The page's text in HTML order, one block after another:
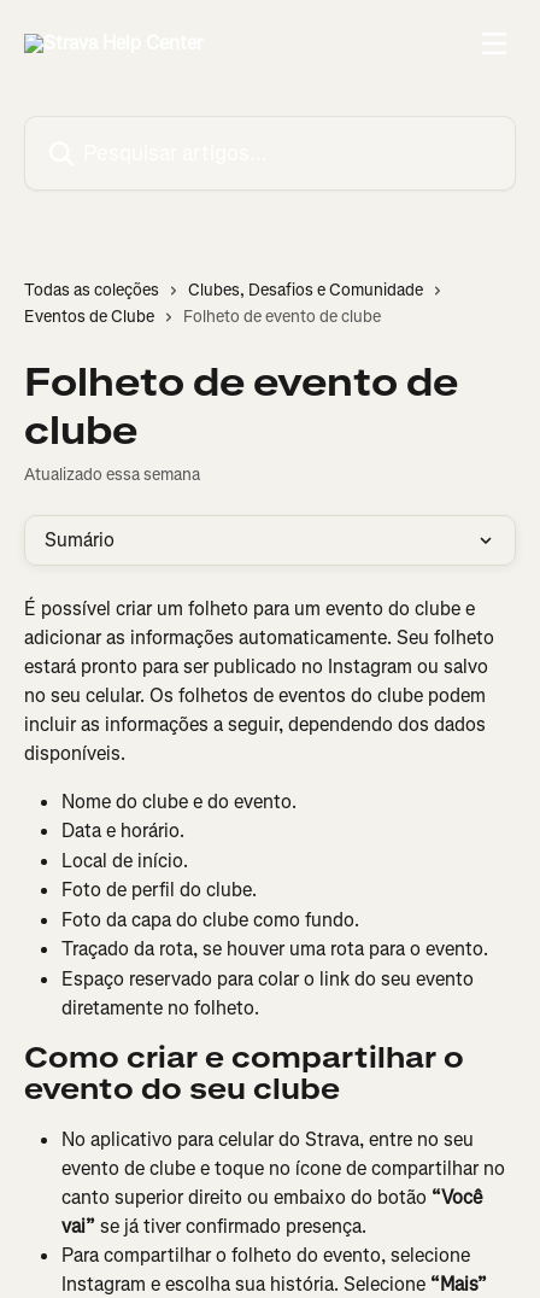
Todas as coleções
Clubes, Desafios e Comunidade
Eventos de Clube
Folheto de evento de clube
Folheto de evento de
clube
Atualizado essa semana
Sumário
É possível criar um folheto para um evento do clube e
adicionar as informações automaticamente. Seu folheto
estará pronto para ser publicado no Instagram ou salvo
no seu celular. Os folhetos de eventos do clube podem
incluir as informações a seguir, dependendo dos dados
disponíveis.
Nome do clube e do evento.
Data e horário.
Local de início.
Foto de perfil do clube.
Foto da capa do clube como fundo.
Traçado da rota, se houver uma rota para o evento.
Espaço reservado para colar o link do seu evento
diretamente no folheto.
Como criar e compartilhar o
evento do seu clube
No aplicativo para celular do Strava, entre no seu
evento de clube e toque no ícone de compartilhar no
canto superior direito ou embaixo do botão “Você
vai” se já tiver confirmado presença.
Para compartilhar o folheto do evento, selecione
Instagram e escolha sua história. Selecione “Mais”